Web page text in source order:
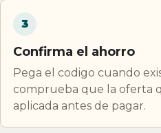
3
Confirma el ahorro
Pega el codigo cuando
comprueba que la oferta
aplicada antes de pagar.